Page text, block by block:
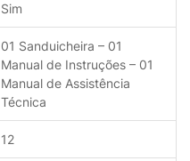
Sim
01 Sanduicheira – 01
Manual de Instruções – 01
Manual de Assistência
Técnica
12